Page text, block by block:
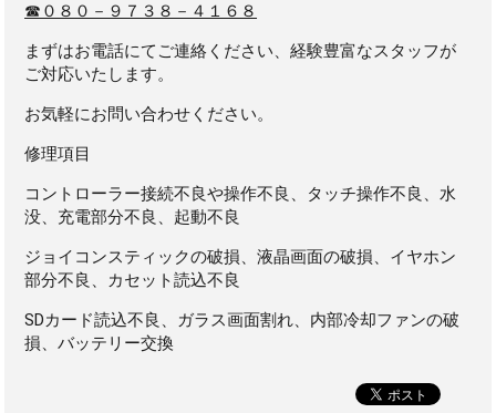
☎０８０－９７３８－４１６８
まずはお電話にてご連絡ください、経験豊富なスタッフが
ご対応いたします。
お気軽にお問い合わせください。
修理項目
コントローラー接続不良や操作不良、タッチ操作不良、水
没、充電部分不良、起動不良
ジョイコンスティックの破損、液晶画面の破損、イヤホン
部分不良、カセット読込不良
SDカード読込不良、ガラス画面割れ、内部冷却ファンの破
損、バッテリー交換